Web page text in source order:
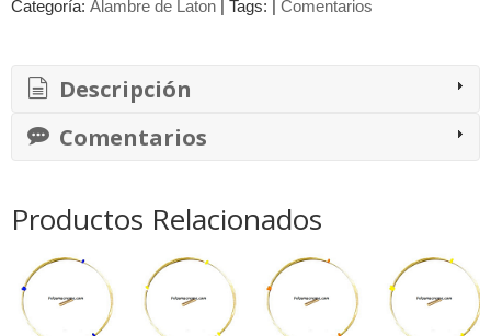
Categoría: Alambre de Laton | Tags: | Comentarios
Descripción
Comentarios
Productos Relacionados